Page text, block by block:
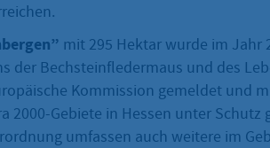
mit 295 Hektar wurde im Jahr
der Bechsteinfledermaus und des
Kommission gemeldet und
2000-Gebiete in Hessen unter Schutz
umfassen auch weitere im